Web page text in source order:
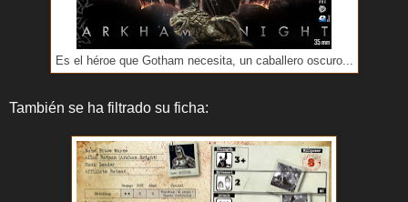
Es el héroe que Gotham necesita, un caballero oscuro...
También se ha filtrado su ficha: